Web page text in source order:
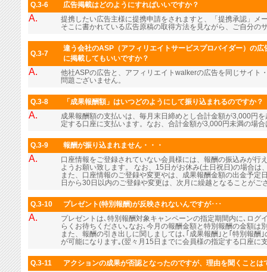
Q.3-6 広告掲載はどのようにすればいいですか？
A.
提携したい広告主様に提携申請をされますと、「提携承認」メ
そこに書かれている広告原稿の取得方法を見ながら、ご自分の
Q.3-7
違う会社のASP（アフィリエイトサービスプロバイダー）の
に掲載してもいいですか？
A.
他社ASPの広告と、アフィリエイトwalkerの広告を同じサイト
問題ございません。
Q.3-8 「成果報酬額」はいつどのようにして振り込まれるのですか？
A.
成果報酬額の支払いは、毎月末日締めとし合計金額が3,000円
定する口座に支払います。なお、合計金額が3,000円未満の場
Q.3-9 報酬が振り込まれません・・・
A.
口座情報をご登録されていない会員様には、報酬の振込みが行
ようお願い致します。 なお、15日がお休み(土日祝日)の場合は
また、口座情報のご登録や変更やは、成果報酬金額の出金予定
日から30日以内のご登録や変更は、次月に繰越となることがご
Q.3-10 プレゼント(特別報酬)が反映されないんですが･･･
A.
プレゼントは､特別報酬対象キャンペーンの指定期間内に､ログ
らくお待ちください｡なお､今月の報酬金額と特別報酬の金額は
また、報酬の引き出しに関しましては､｢成果報酬｣と｢特別報酬
が可能になります｡(翌々月15日までに会員様の指定する口座に
Q.3-11 アクションの成果が否認となったのですが、理由を聞くことは